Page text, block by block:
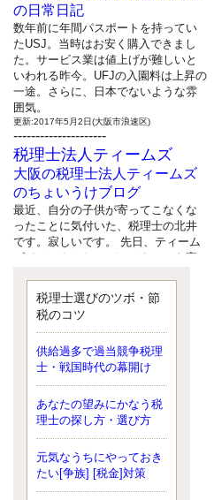
の日常日記
数年前に年間パスポートを持ってい
たUSJ。当時はお安く購入できまし
た。サービス業は値上げが難しいと
いわれる昨今。UFJの入園料は上昇の
一途。さらに、日本でないような雰
囲気。
更新:2017年5月2日(大阪市浪速区)
---------------------
税理士法人ティームズ
大阪の税理士法人ティームズ
のちょいうけブログ
最近、自分の子供が寄ってこなくな
ったことに気付いた、税理士の北井
です。寂しいです。 先日、ティーム
ズイベントとしてバーベキューを実
と思いましたが、そこはセンスある
後のブロガーに任せようと思いま
更新:2017年5月1日(大阪市北区)
---------------------
サクセス会計事務所
サクセス税理士のお役立ちブ
ログ
平成２７年１月１日以降開始の相続
より、相続税の基礎控除額（相続税
が課税されない遺産の上限額）が縮
小されたため、お亡くなりになった
税理士選びのツボ・節
税のコツ
供給過多で過当競争税理
士・戦国時代の幕開け
あなたの望みにかなう税
理士の探し方・選び方
元気なうちにやっておき
たい[争族] [税金]対策